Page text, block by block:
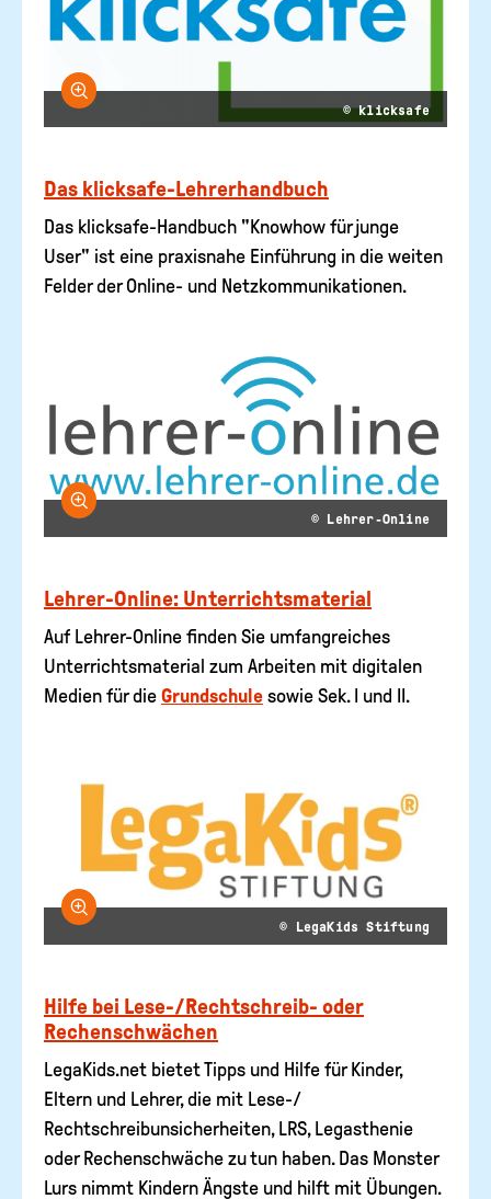
Bild vergrößern
© klicksafe
Das klicksafe-Lehrerhandbuch
Das klicksafe-Handbuch "Knowhow für junge
User" ist eine praxisnahe Einführung in die weiten
Felder der Online- und Netzkommunikationen.
Bild vergrößern
© Lehrer-Online
Lehrer-Online: Unterrichtsmaterial
Auf Lehrer-Online finden Sie umfangreiches
Unterrichtsmaterial zum Arbeiten mit digitalen
Medien für die Grundschule sowie Sek. I und II.
Bild vergrößern
© LegaKids Stiftung
Hilfe bei Lese-/Rechtschreib- oder
Rechenschwächen
LegaKids.net bietet Tipps und Hilfe für Kinder,
Eltern und Lehrer, die mit Lese-/
Rechtschreibunsicherheiten, LRS, Legasthenie
oder Rechenschwäche zu tun haben. Das Monster
Lurs nimmt Kindern Ängste und hilft mit Übungen.